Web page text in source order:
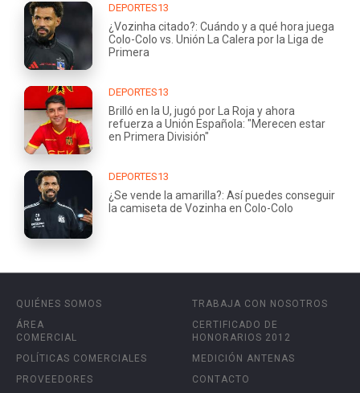
DEPORTES13
¿Vozinha citado?: Cuándo y a qué hora juega
Colo-Colo vs. Unión La Calera por la Liga de
Primera
DEPORTES13
Brilló en la U, jugó por La Roja y ahora
refuerza a Unión Española: "Merecen estar
en Primera División"
DEPORTES13
¿Se vende la amarilla?: Así puedes conseguir
la camiseta de Vozinha en Colo-Colo
QUIÉNES SOMOS
ÁREA
COMERCIAL
POLÍTICAS COMERCIALES
PROVEEDORES
TRABAJA CON NOSOTROS
CERTIFICADO DE
HONORARIOS 2012
MEDICIÓN ANTENAS
CONTACTO